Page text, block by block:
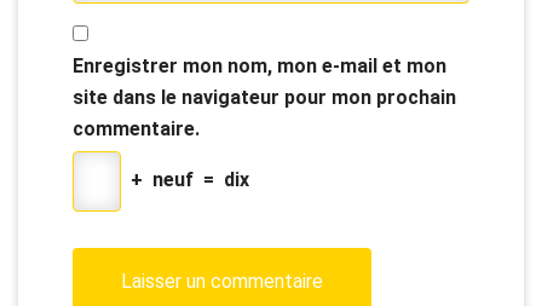
Enregistrer mon nom, mon e-mail et mon
site dans le navigateur pour mon prochain
commentaire.
+ neuf = dix